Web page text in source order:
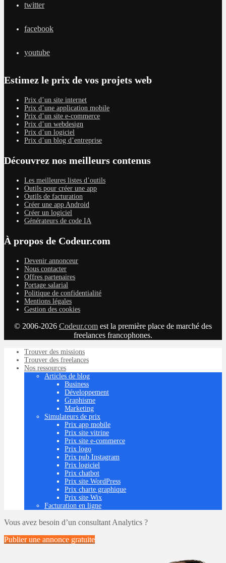
twitter
facebook
youtube
Estimez le prix de vos projets web
Prix d’un site internet
Prix d’une application mobile
Prix d’un site e-commerce
Prix d’un webdesign
Prix d’un logiciel
Prix d’un blog d’entreprise
Découvrez nos meilleurs contenus
Les meilleures listes d’outils
Outils pour créer une app
Outils de facturation
Créer une app Android
Créer un logiciel
Générateurs de code IA
À propos de Codeur.com
Devenir annonceur
Nous contacter
Offres partenaires
Portage salarial
Politique de confidentialité
Mentions légales
Gestion des cookies
© 2006-2026 Codeur.com est la première place de marché des
freelances francophones.
Trouver des missions
Trouver des freelances
Nos ressources
Articles de blog
Business
Développement
Graphisme
Marketing
Simulateurs de prix
Prix app mobile
Prix site vitrine
Prix site e-commerce
Prix logo
Prix pub Instagram
Prix logiciel
Prix chatbot
Prix site WordPress
Prix charte graphique
Prix site Wix
Facturation en ligne
Vous avez besoin d’un consultant Analytics ?
Publier une annonce gratuite